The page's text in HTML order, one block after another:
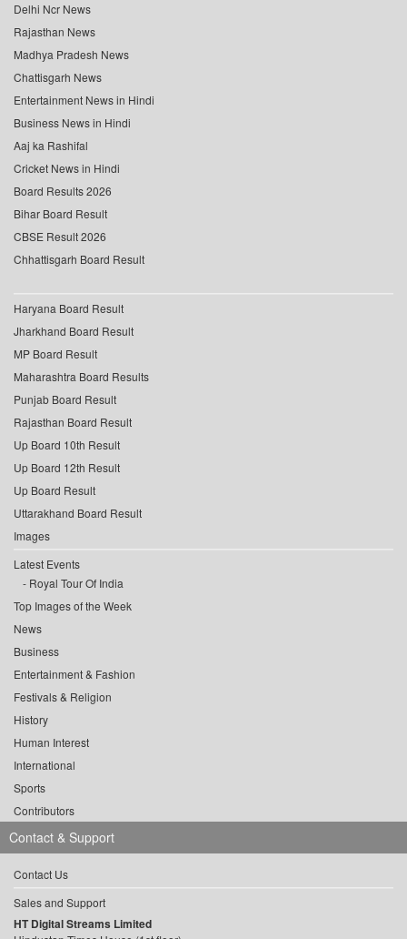
Delhi Ncr News
Rajasthan News
Madhya Pradesh News
Chattisgarh News
Entertainment News in Hindi
Business News in Hindi
Aaj ka Rashifal
Cricket News in Hindi
Board Results 2026
Bihar Board Result
CBSE Result 2026
Chhattisgarh Board Result
Haryana Board Result
Jharkhand Board Result
MP Board Result
Maharashtra Board Results
Punjab Board Result
Rajasthan Board Result
Up Board 10th Result
Up Board 12th Result
Up Board Result
Uttarakhand Board Result
Images
Latest Events
Royal Tour Of India
Top Images of the Week
News
Business
Entertainment & Fashion
Festivals & Religion
History
Human Interest
International
Sports
Contributors
Contact & Support
Contact Us
Sales and Support
HT Digital Streams Limited